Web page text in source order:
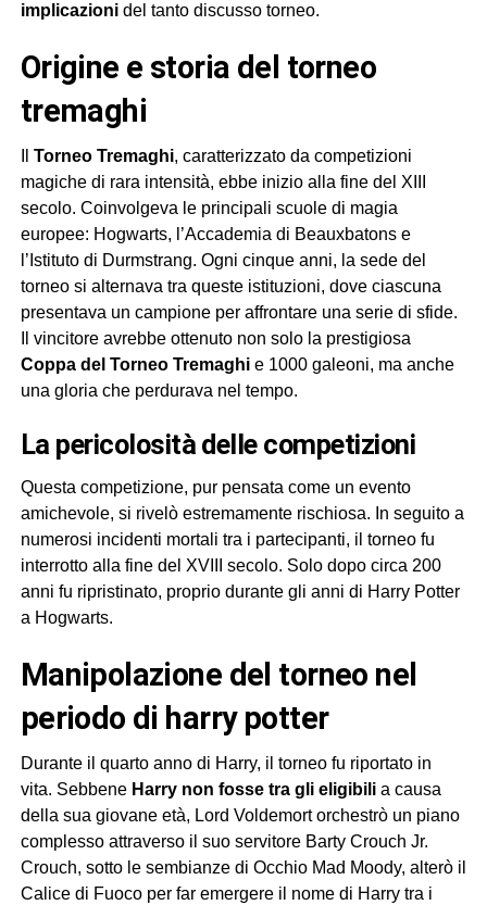
implicazionidel tanto discusso torneo.
origine e storia del torneo
tremaghi
Torneo Tremaghi, caratterizzato da competizioni
magiche di rara intensità, ebbe inizio alla fine del XIII
secolo. Coinvolgeva le principali scuole di magia
europee: Hogwarts, l’Accademia di Beauxbatons e
l’Istituto di Durmstrang. Ogni cinque anni, la sede del
torneo si alternava tra queste istituzioni, dove ciascuna
presentava un campione per affrontare una serie di sfide.
Il vincitore avrebbe ottenuto non solo la prestigiosa
Coppa del Torneo Tremaghie 1000 galeoni, ma anche
una gloria che perdurava nel tempo.
la pericolosità delle competizioni
Questa competizione, pur pensata come un evento
amichevole, si rivelò estremamente rischiosa. In seguito a
numerosi incidenti mortali tra i partecipanti, il torneo fu
interrotto alla fine del XVIII secolo. Solo dopo circa 200
anni fu ripristinato, proprio durante gli anni di Harry Potter
a Hogwarts.
manipolazione del torneo nel
periodo di harry potter
Durante il quarto anno di Harry, il torneo fu riportato in
vita. Sebbene Harry non fosse tra gli eligibilia causa
della sua giovane età, Lord Voldemort orchestrò un piano
complesso attraverso il suo servitore Barty Crouch Jr.
Crouch, sotto le sembianze di Occhio Mad Moody, alterò il
Calice di Fuoco per far emergere il nome di Harry tra i